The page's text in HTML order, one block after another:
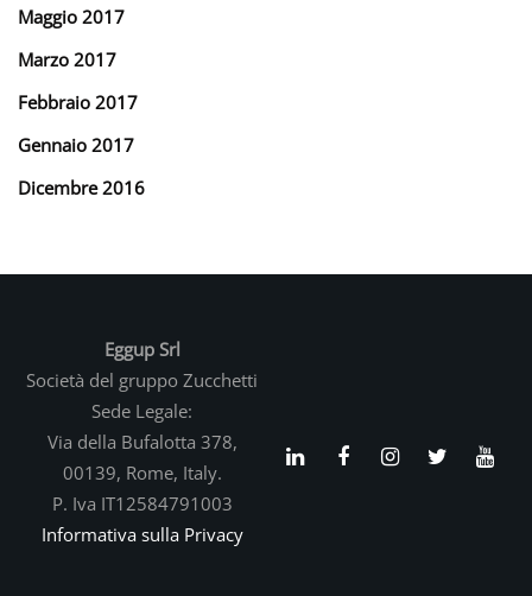
Maggio 2017
Marzo 2017
Febbraio 2017
Gennaio 2017
Dicembre 2016
Eggup Srl
Società del gruppo Zucchetti
Sede Legale:
Via della Bufalotta 378,
00139, Rome, Italy.
P. Iva IT12584791003
Informativa sulla Privacy